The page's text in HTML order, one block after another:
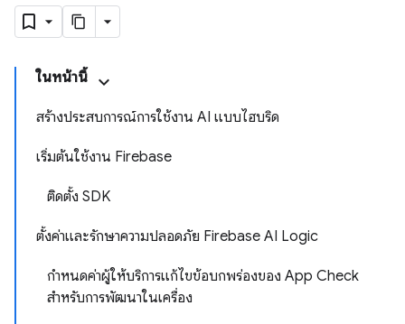
ในหน้านี้
สร้างประสบการณ์การใช้งาน AI แบบไฮบริด
เริ่มต้นใช้งาน Firebase
ติดตั้ง SDK
ตั้งค่าและรักษาความปลอดภัย Firebase AI Logic
กำหนดค่าผู้ให้บริการแก้ไขข้อบกพร่องของ App Check
สำหรับการพัฒนาในเครื่อง